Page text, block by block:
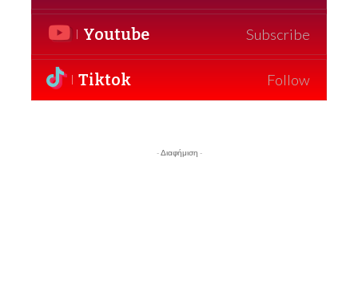
Youtube Subscribe
Tiktok Follow
- Διαφήμιση -